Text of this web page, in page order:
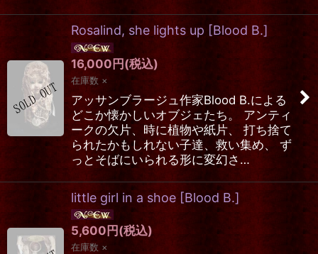
Rosalind, she lights up [Blood B.]
16,000円(税込)
在庫数 ×
アッサンブラージュ作家Blood B.による
どこか懐かしいオブジェたち。 アンティ
ークの欠片、時に植物や紙片、 打ち捨て
られたかもしれない子達、救い集め、 ず
っとそばにいられる形に変幻さ…
little girl in a shoe [Blood B.]
5,600 円 (税込)
在庫数 ×